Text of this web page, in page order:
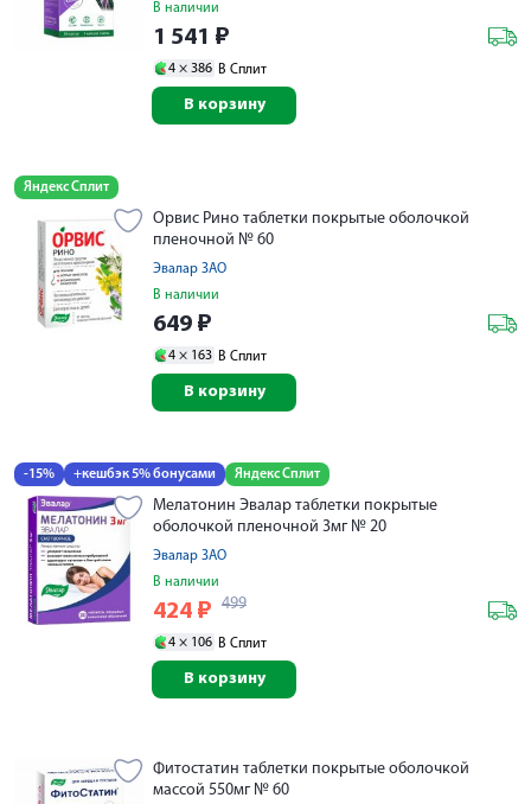
В наличии
1 541 ₽
4 × 386 В Сплит
В корзину
Яндекс Сплит
Орвис Рино таблетки покрытые оболочкой
пленочной № 60
Эвалар ЗАО
В наличии
649 ₽
4 × 163 В Сплит
В корзину
-15% +кешбэк 5% бонусами Яндекс Сплит
Мелатонин Эвалар таблетки покрытые
оболочкой пленочной 3мг № 20
Эвалар ЗАО
В наличии
424 ₽ 499
4 × 106 В Сплит
В корзину
Фитостатин таблетки покрытые оболочкой
массой 550мг № 60